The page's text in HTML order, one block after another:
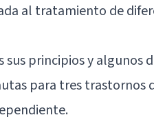
al tratamiento de
principios y algunos
para tres trastornos